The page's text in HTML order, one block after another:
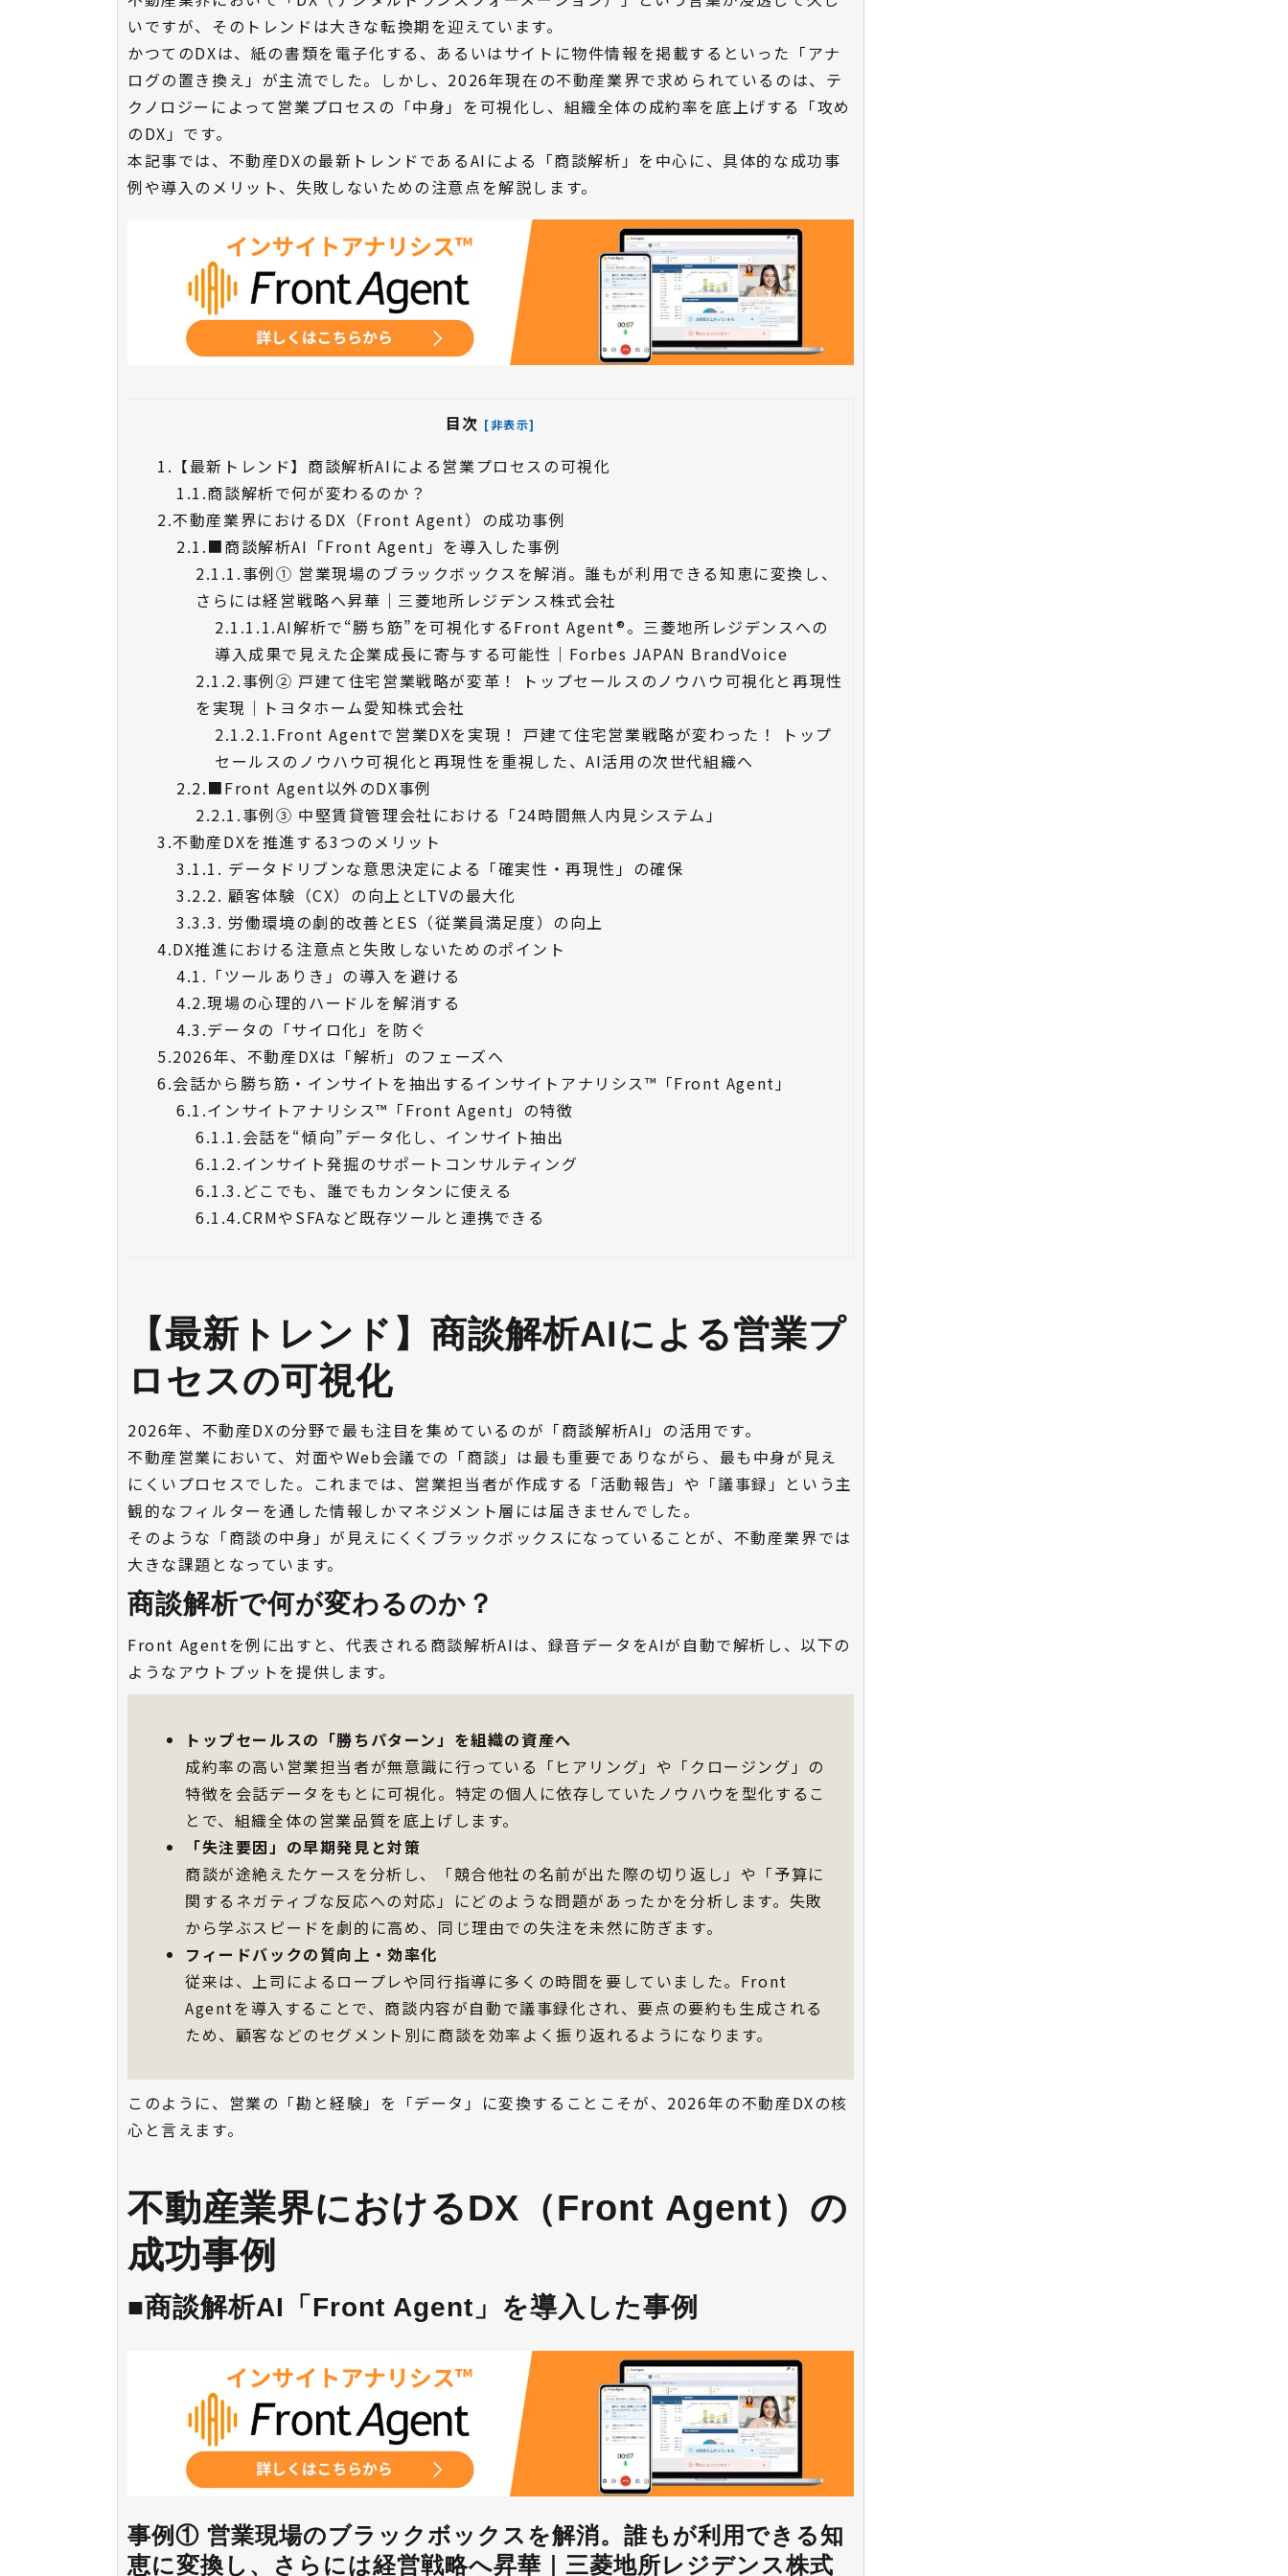
いですが、そのトレンドは大きな転換期を迎えています。
かつてのDXは、紙の書類を電子化する、あるいはサイトに物件情報を掲載するといった「アナ
ログの置き換え」が主流でした。しかし、2026年現在の不動産業界で求められているのは、テ
クノロジーによって営業プロセスの「中身」を可視化し、組織全体の成約率を底上げする「攻め
のDX」です。
本記事では、不動産DXの最新トレンドであるAIによる「商談解析」を中心に、具体的な成功事
例や導入のメリット、失敗しないための注意点を解説します。
目次 [非表示]
1. 【最新トレンド】商談解析AIによる営業プロセスの可視化
1.1.商談解析で何が変わるのか？
2.不動産業界におけるDX（Front Agent）の成功事例
2.1.■商談解析AI「Front Agent」を導入した事例
2.1.1.事例① 営業現場のブラックボックスを解消。誰もが利用できる知恵に変換し、
さらには経営戦略へ昇華｜三菱地所レジデンス株式会社
2.1.1.1.AI解析で“勝ち筋”を可視化するFront Agent®︎。三菱地所レジデンスへの
導入成果で見えた企業成長に寄与する可能性｜Forbes JAPAN BrandVoice
2.1.2.事例② 戸建て住宅営業戦略が変革！ トップセールスのノウハウ可視化と再現性
を実現｜トヨタホーム愛知株式会社
2.1.2.1.Front Agentで営業DXを実現！ 戸建て住宅営業戦略が変わった！ トップ
セールスのノウハウ可視化と再現性を重視した、AI活用の次世代組織へ
2.2.■Front Agent以外のDX事例
2.2.1.事例③ 中堅賃貸管理会社における「24時間無人内見システム」
3.不動産DXを推進する3つのメリット
3.1.1. データドリブンな意思決定による「確実性・再現性」の確保
3.2.2. 顧客体験（CX）の向上とLTVの最大化
3.3.3. 労働環境の劇的改善とES（従業員満足度）の向上
4.DX推進における注意点と失敗しないためのポイント
4.1. 「ツールありき」の導入を避ける
4.2.現場の心理的ハードルを解消する
4.3.データの「サイロ化」を防ぐ
5.2026年、不動産DXは「解析」のフェーズへ
6.会話から勝ち筋・インサイトを抽出するインサイトアナリシス™「Front Agent」
6.1.インサイトアナリシス™「Front Agent」の特徴
6.1.1.会話を“傾向”データ化し、インサイト抽出
6.1.2.インサイト発掘のサポートコンサルティング
6.1.3. どこでも、誰でもカンタンに使える
6.1.4.CRMやSFAなど既存ツールと連携できる
【最新トレンド】商談解析AIによる営業プ
ロセスの可視化
2026年、不動産DXの分野で最も注目を集めているのが「商談解析AI」の活用です。
不動産営業において、対面やWeb会議での「商談」は最も重要でありながら、最も中身が見え
にくいプロセスでした。これまでは、営業担当者が作成する「活動報告」や「議事録」という主
観的なフィルターを通した情報しかマネジメント層には届きませんでした。
そのような「商談の中身」が見えにくくブラックボックスになっていることが、不動産業界では
大きな課題となっています。
商談解析で何が変わるのか？
Front Agentを例に出すと、代表される商談解析AIは、録音データをAIが自動で解析し、以下の
ようなアウトプットを提供します。
トップセールスの「勝ちパターン」を組織の資産へ
成約率の高い営業担当者が無意識に行っている「ヒアリング」や「クロージング」の
特徴を会話データをもとに可視化。特定の個人に依存していたノウハウを型化するこ
とで、組織全体の営業品質を底上げします。
「失注要因」の早期発見と対策
商談が途絶えたケースを分析し、「競合他社の名前が出た際の切り返し」や「予算に
関するネガティブな反応への対応」にどのような問題があったかを分析します。失敗
から学ぶスピードを劇的に高め、同じ理由での失注を未然に防ぎます。
フィードバックの質向上・効率化
従来は、上司によるロープレや同行指導に多くの時間を要していました。Front
Agentを導入することで、商談内容が自動で議事録化され、要点の要約も生成される
ため、顧客などのセグメント別に商談を効率よく振り返れるようになります。
このように、営業の「勘と経験」を「データ」に変換することこそが、2026年の不動産DXの核
心と言えます。
不動産業界におけるDX（Front Agent）の
成功事例
■商談解析AI「Front Agent」を導入した事例
事例① 営業現場のブラックボックスを解消。誰もが利用できる知
恵に変換し、さらには経営戦略へ昇華｜三菱地所レジデンス株式